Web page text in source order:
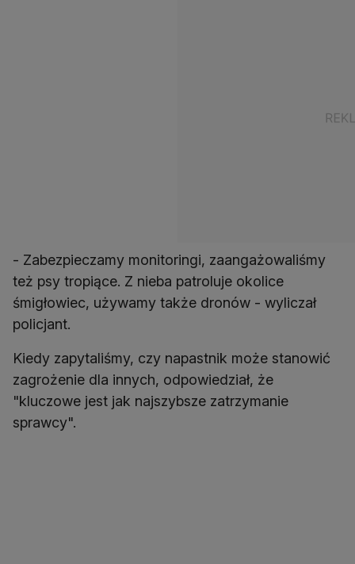
- Zabezpieczamy monitoringi, zaangażowaliśmy
też psy tropiące. Z nieba patroluje okolice
śmigłowiec, używamy także dronów - wyliczał
policjant.
Kiedy zapytaliśmy, czy napastnik może stanowić
zagrożenie dla innych, odpowiedział, że
"kluczowe jest jak najszybsze zatrzymanie
sprawcy".